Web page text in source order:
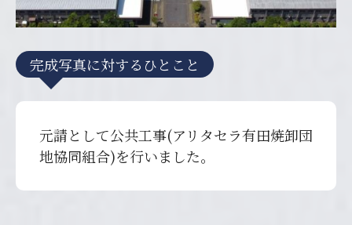
完成写真に対するひとこと
元請として公共工事(アリタセラ有田焼卸団
地協同組合)を行いました。